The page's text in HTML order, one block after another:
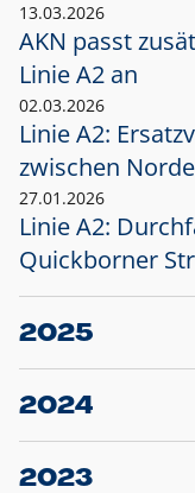
13.03.2026
AKN passt
Linie A2 an
02.03.2026
Linie A2:
zwischen
27.01.2026
Linie A2:
Quickborner
2025
23.12.2025
Projekt S5:
2024
10.12.2024
Großprojekt
2023